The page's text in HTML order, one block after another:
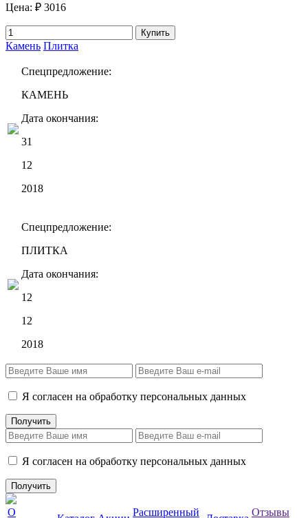
Цена: ₽ 3016
Купить
Камень Плитка
Спецпредложение:
КАМЕНЬ
Дата окончания:
31
12
2018
Спецпредложение:
ПЛИТКА
Дата окончания:
12
12
2018
Я согласен на обработку персональных данных
Я согласен на обработку персональных данных
О Расширенный Отзывы